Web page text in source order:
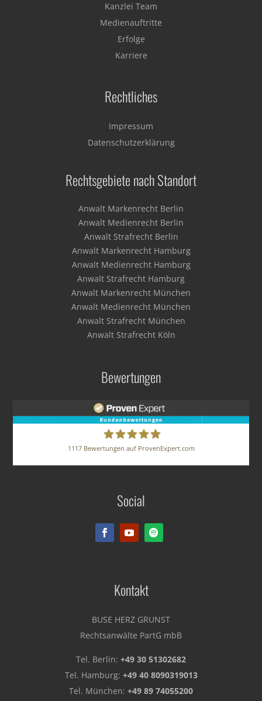
Kanzlei Team
Medienauftritte
Erfolge
Karriere
Rechtliches
Impressum
Datenschutzerklärung
Rechtsgebiete nach Standort
Anwalt Markenrecht Berlin
Anwalt Medienrecht Berlin
Anwalt Strafrecht Berlin
Anwalt Markenrecht Hamburg
Anwalt Medienrecht Hamburg
Anwalt Strafrecht Hamburg
Anwalt Markenrecht München
Anwalt Medienrecht München
Anwalt Strafrecht München
Anwalt Strafrecht Köln
Bewertungen
BUSE HERZ GRUNST
Rechtsanwälte PartG mbB
1117Bewertungen auf ProvenExpert.com
Social
Kontakt
BUSE HERZ GRUNST
Rechtsanwälte PartG mbB
Tel. Berlin: +49 30 51302682
Tel. Hamburg: +49 40 8090319013
Tel. München: +49 89 74055200